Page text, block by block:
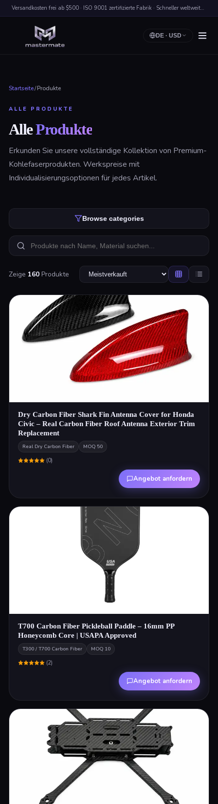
Versandkosten frei ab $500 · ISO 9001 zertifizierte Fabrik · Schneller weltweiter Versand
DE· USD
Startseite/Produkte
ALLE PRODUKTE
AlleProdukte
Erkunden Sie unsere vollständige Kollektion von Premium-
Kohlefaserprodukten. Werkspreise mit
Individualisierungsoptionen für jedes Artikel.
Browse categories
Zeige 160 Produkte
Dry Carbon Fiber Shark Fin Antenna Cover for Honda
Civic – Real Carbon Fiber Roof Antenna Exterior Trim
Replacement
Real Dry Carbon Fiber MOQ 50
(0)
Angebot anfordern
T700 Carbon Fiber Pickleball Paddle – 16mm PP
Honeycomb Core | USAPA Approved
T300 / T700 Carbon Fiber MOQ 10
(2)
Angebot anfordern